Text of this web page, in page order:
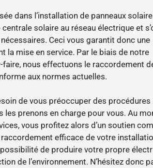
dans l’installation de panneaux
solaire au réseau électrique et
Ceci vous garantit donc une
la mise en service. Par le biais de notre
nous effectuons le raccordement
aux normes actuelles.
de vous préoccuper des procédures
les prenons en charge pour vous. Au
vous profitez alors d’un soutien
efficace de votre
de produire votre propre
de l’environnement. N’hésitez donc